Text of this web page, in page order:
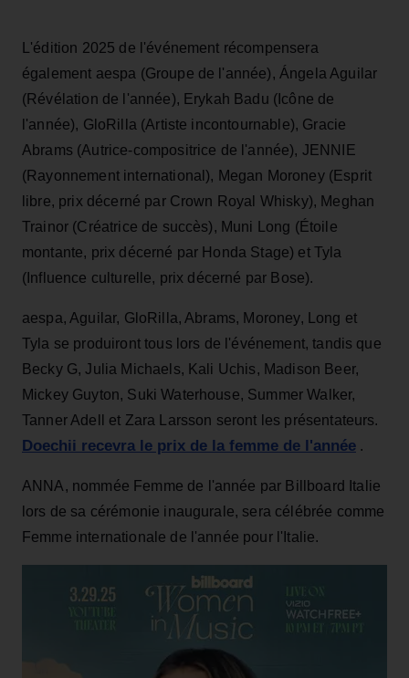
L'édition 2025 de l'événement récompensera
également aespa (Groupe de l'année), Ángela Aguilar
(Révélation de l'année), Erykah Badu (Icône de
l'année), GloRilla (Artiste incontournable), Gracie
Abrams (Autrice-compositrice de l'année), JENNIE
(Rayonnement international), Megan Moroney (Esprit
libre, prix décerné par Crown Royal Whisky), Meghan
Trainor (Créatrice de succès), Muni Long (Étoile
montante, prix décerné par Honda Stage) et Tyla
(Influence culturelle, prix décerné par Bose).
aespa, Aguilar, GloRilla, Abrams, Moroney, Long et
Tyla se produiront tous lors de l'événement, tandis que
Becky G, Julia Michaels, Kali Uchis, Madison Beer,
Mickey Guyton, Suki Waterhouse, Summer Walker,
Tanner Adell et Zara Larsson seront les présentateurs.
Doechii recevra le prix de la femme de l'année .
ANNA, nommée Femme de l'année par Billboard Italie
lors de sa cérémonie inaugurale, sera célébrée comme
Femme internationale de l'année pour l'Italie.